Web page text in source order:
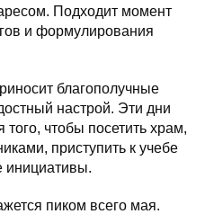
Подходит момент
и формулирования
благополучные
настрой. Эти дни
того, чтобы посетить храм,
приступить к учебе
инициативы.
пиком всего мая.